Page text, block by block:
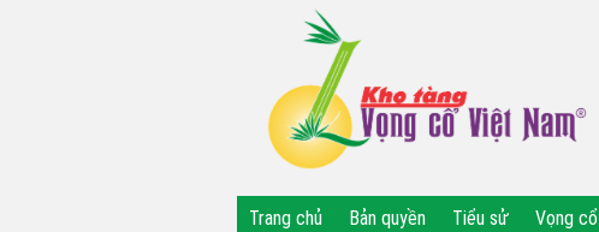
Trang chủ Bản quyền Tiểu sử Vọng cổ